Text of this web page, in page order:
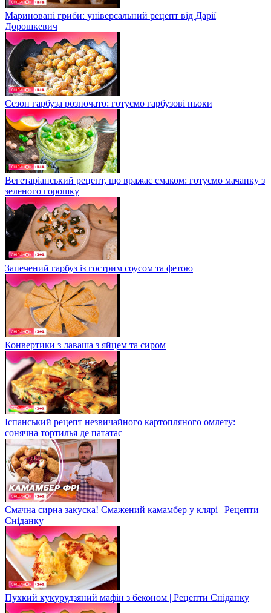
Мариновані гриби: універсальний рецепт від Дарії
Дорошкевич
Сезон гарбуза розпочато: готуємо гарбузові ньоки
Вегетаріанський рецепт, що вражає смаком: готуємо мачанку з
зеленого горошку
Запечений гарбуз із гострим соусом та фетою
Конвертики з лаваша з яйцем та сиром
Іспанський рецепт незвичайного картопляного омлету:
сонячна тортилья де пататас
Смачна сирна закуска! Смажений камамбер у клярі | Рецепти
Сніданку
Пухкий кукурудзяний мафін з беконом | Рецепти Сніданку